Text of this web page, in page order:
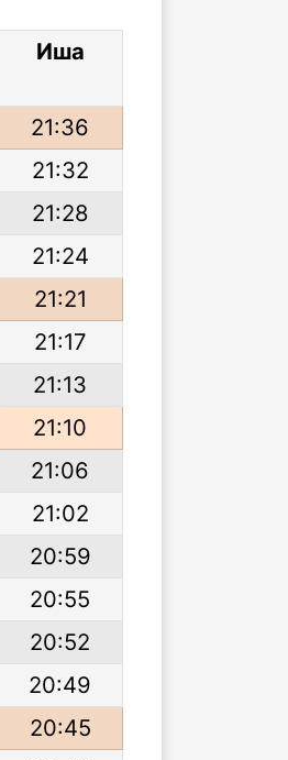
Иша
21:36
21:32
21:28
21:24
21:21
21:17
21:13
21:10
21:06
21:02
20:59
20:55
20:52
20:49
20:45